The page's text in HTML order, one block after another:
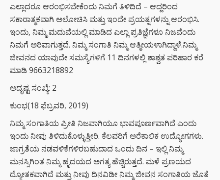
ಎಲ್ಲಾದರೂ ಆರಂಭಿಸಬೇಕೆಂದು ನಿಮಗೆ ತಿಳಿದಿದೆ – ಆದ್ದರಿಂದ
ಸಕಾರಾತ್ಮಕವಾಗಿ ಅಲೋಚಿಸಿ ಮತ್ತು ಇಂದೇ ಪ್ರಯತ್ನಗಳನ್ನು ಆರಂಭಿಸಿ.
ಇಂದು, ನಿಮ್ಮ ಮದುವೆಯಲ್ಲಿ ಮಾಡಿದ ಎಲ್ಲಾ ಪ್ರತಿಜ್ಞೆಗಳೂ ನಿಜವೆಂದು
ನಿಮಗೆ ಅರಿವಾಗುತ್ತದೆ. ನಿಮ್ಮ ಸಂಗಾತಿ ನಿಮ್ಮ ಆತ್ಮೀಯಳಾಗಿದ್ದಾಳೆ.ನಿಮ್ಮ
ಜೀವನದ ಯಾವುದೇ ಸಮಸ್ಯೆಗಳಿಗೆ 11 ದಿನಗಳಲ್ಲಿ ಶಾಶ್ವತ ಪರಿಹಾರ ಕರೆ
ಮಾಡಿ 9663218892
ಅದೃಷ್ಟ ಸಂಖ್ಯೆ: 2
ಕುಂಭ(18 ಫೆಬ್ರವರಿ, 2019)
ನಿಮ್ಮ ಸಂಗಾತಿಯ ಪ್ರೀತಿ ನಿಜವಾಗಿಯೂ ಭಾವಪೂರ್ಣವಾಗಿದೆ ಎಂದು
ಇಂದು ನೀವು ತಿಳಿದುಕೊಳ್ಳುತ್ತೀರಿ. ಕೆಲವರಿಗೆ ಅರೆಕಾಲಿಕ ಉದ್ಯೋಗಗಳು.
ಜಾಗ್ರತೆಯ ನಡವಳಿಕೆಗಳಿರಬಹುದಾದ ಒಂದು ದಿನ – ಇಲ್ಲಿ ನಿಮ್ಮ
ಮನಸ್ಸಿಗಿಂತ ನಿಮ್ಮ ಹೃದಯದ ಅಗತ್ಯ ಹೆಚ್ಚಿರುತ್ತದೆ. ಮಳೆ ಪ್ರಣಯದ
ದ್ಯೋತಕವಾಗಿದೆ ಮತ್ತು ನೀವು ದಿನವಿಡೀ ನಿಮ್ಮ ಜೀವನ ಸಂಗಾತಿಯ ಜೊತೆ